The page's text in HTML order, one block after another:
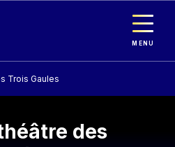
MENU
Trois Gaules
des